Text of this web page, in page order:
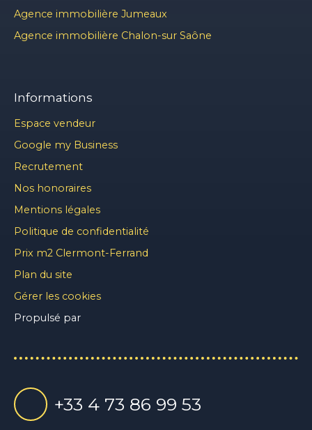
Agence immobilière Jumeaux
Agence immobilière Chalon-sur Saône
Informations
Espace vendeur
Google my Business
Recrutement
Nos honoraires
Mentions légales
Politique de confidentialité
Prix m2 Clermont-Ferrand
Plan du site
Gérer les cookies
Propulsé par
+33 4 73 86 99 53